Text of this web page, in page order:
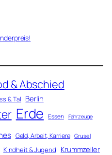
& Abschied
& Tal Berlin
Erde Essen Fahrzeuge
Geld, Arbeit, Karriere Grusel
Kindheit & Jugend Krummzeiler